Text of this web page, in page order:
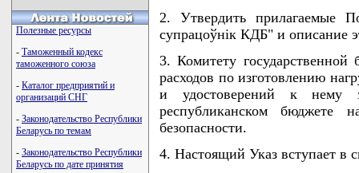
Полезные ресурсы
- Таможенный кодекс
таможенного союза
- Каталог предприятий и
организаций СНГ
- Законодательство Республики
Беларусь по темам
- Законодательство Республики
Беларусь по дате принятия
2. Утвердить прилагаемые
супрацоўнiк КДБ" и описание
3. Комитету государственной
расходов по изготовлению
и удостоверений к нему
республиканском бюджете
безопасности.
4. Настоящий Указ вступает в